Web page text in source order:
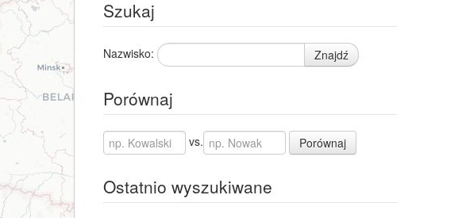
Szukaj
Nazwisko: Znajdź
Porównaj
vs. Porównaj
Ostatnio wyszukiwane